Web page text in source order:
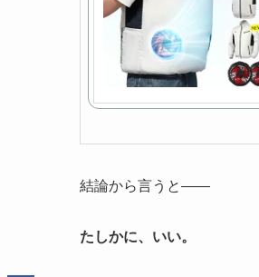
結論から言うと――
たしかに、いい。